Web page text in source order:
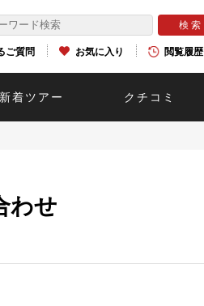
ご質問 お気に入り 閲覧履歴
新着ツアー クチコミ
わせ